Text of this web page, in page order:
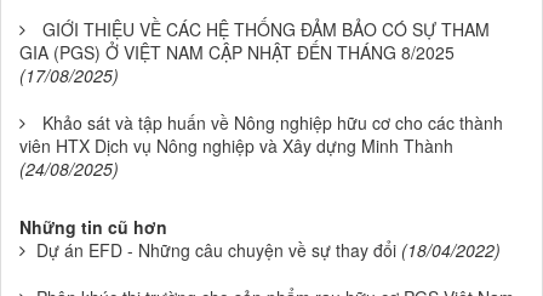
GIỚI THIỆU VỀ CÁC HỆ THỐNG ĐẢM BẢO CÓ SỰ THAM
GIA (PGS) Ở VIỆT NAM CẬP NHẬT ĐẾN THÁNG 8/2025
(17/08/2025)
Khảo sát và tập huấn về Nông nghiệp hữu cơ cho các thành
viên HTX Dịch vụ Nông nghiệp và Xây dựng Minh Thành
(24/08/2025)
Những tin cũ hơn
Dự án EFD - Những câu chuyện về sự thay đổi (18/04/2022)